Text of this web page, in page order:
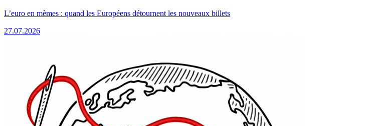
L’euro en mèmes : quand les Européens détournent les nouveaux billets
27.07.2026